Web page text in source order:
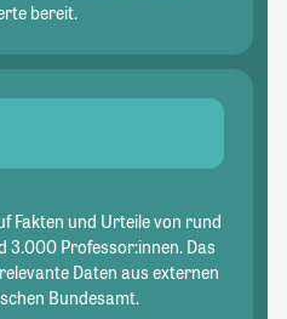
bereit.
Fakten und Urteile von rund
3.000 Professor:innen. Das
Daten aus externen
Bundesamt.